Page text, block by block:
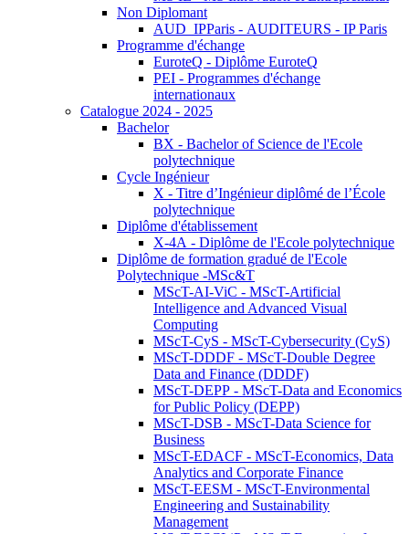
Non Diplomant
AUD_IPParis - AUDITEURS - IP Paris
Programme d'échange
EuroteQ - Diplôme EuroteQ
PEI - Programmes d'échange
internationaux
Catalogue 2024 - 2025
Bachelor
BX - Bachelor of Science de l'Ecole
polytechnique
Cycle Ingénieur
X - Titre d’Ingénieur diplômé de l’École
polytechnique
Diplôme d'établissement
X-4A - Diplôme de l'Ecole polytechnique
Diplôme de formation gradué de l'Ecole
Polytechnique -MSc&T
MScT-AI-ViC - MScT-Artificial
Intelligence and Advanced Visual
Computing
MScT-CyS - MScT-Cybersecurity (CyS)
MScT-DDDF - MScT-Double Degree
Data and Finance (DDDF)
MScT-DEPP - MScT-Data and Economics
for Public Policy (DEPP)
MScT-DSB - MScT-Data Science for
Business
MScT-EDACF - MScT-Economics, Data
Analytics and Corporate Finance
MScT-EESM - MScT-Environmental
Engineering and Sustainability
Management